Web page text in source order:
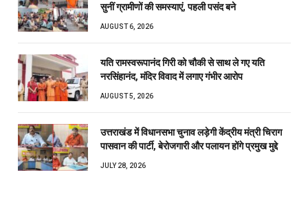
सुनीं ग्रामीणों की समस्याएं, पहली पसंद बने
AUGUST 6, 2026
यति रामस्वरूपानंद गिरी को चौकी से साथ ले गए यति
नरसिंहानंद, मंदिर विवाद में लगाए गंभीर आरोप
AUGUST 5, 2026
उत्तराखंड में विधानसभा चुनाव लड़ेगी केंद्रीय मंत्री चिराग
पासवान की पार्टी, बेरोजगारी और पलायन होंगे प्रमुख मुद्दे
JULY 28, 2026